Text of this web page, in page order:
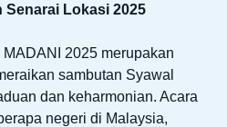
Lokasi 2025
2025 merupakan
sambutan Syawal
dan keharmonian. Acara
negeri di Malaysia,